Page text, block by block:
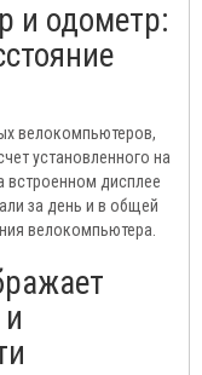
и одометр:
велокомпьютеров,
установленного на
встроенном дисплее
за день и в общей
велокомпьютера.